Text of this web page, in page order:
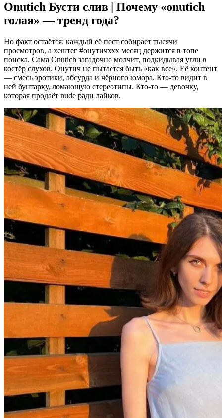
Onutich Бусти слив | Почему «onutich
голая» — тренд года?
Но факт остаётся: каждый её пост собирает тысячи
просмотров, а хештег #онутичххх месяц держится в топе
поиска. Сама Onutich загадочно молчит, подкидывая угли в
костёр слухов. Онутич не пытается быть «как все». Её контент
— смесь эротики, абсурда и чёрного юмора. Кто-то видит в
ней бунтарку, ломающую стереотипы. Кто-то — девочку,
которая продаёт nude ради лайков.